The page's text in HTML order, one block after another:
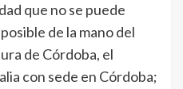
que no se puede
de la mano del
de Córdoba, el
con sede en Córdoba;